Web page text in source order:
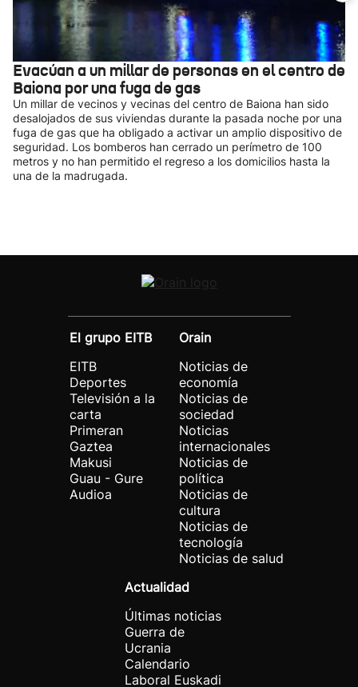
Evacúan a un millar de personas en el centro de
Baiona por una fuga de gas
Un millar de vecinos y vecinas del centro de Baiona han sido
desalojados de sus viviendas durante la pasada noche por una
fuga de gas que ha obligado a activar un amplio dispositivo de
seguridad. Los bomberos han cerrado un perímetro de 100
metros y no han permitido el regreso a los domicilios hasta la
una de la madrugada.
El grupo EITB
EITB
Deportes
Televisión a la
carta
Primeran
Gaztea
Makusi
Guau - Gure
Audioa
Orain
Noticias de
economía
Noticias de
sociedad
Noticias
internacionales
Noticias de
política
Noticias de
cultura
Noticias de
tecnología
Noticias de salud
Actualidad
Últimas noticias
Guerra de
Ucrania
Calendario
Laboral Euskadi